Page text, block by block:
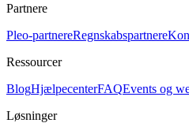
Partnere
Pleo-partnereRegnskabspartnere
Ressourcer
BlogHjælpecenterFAQEvents og
Løsninger